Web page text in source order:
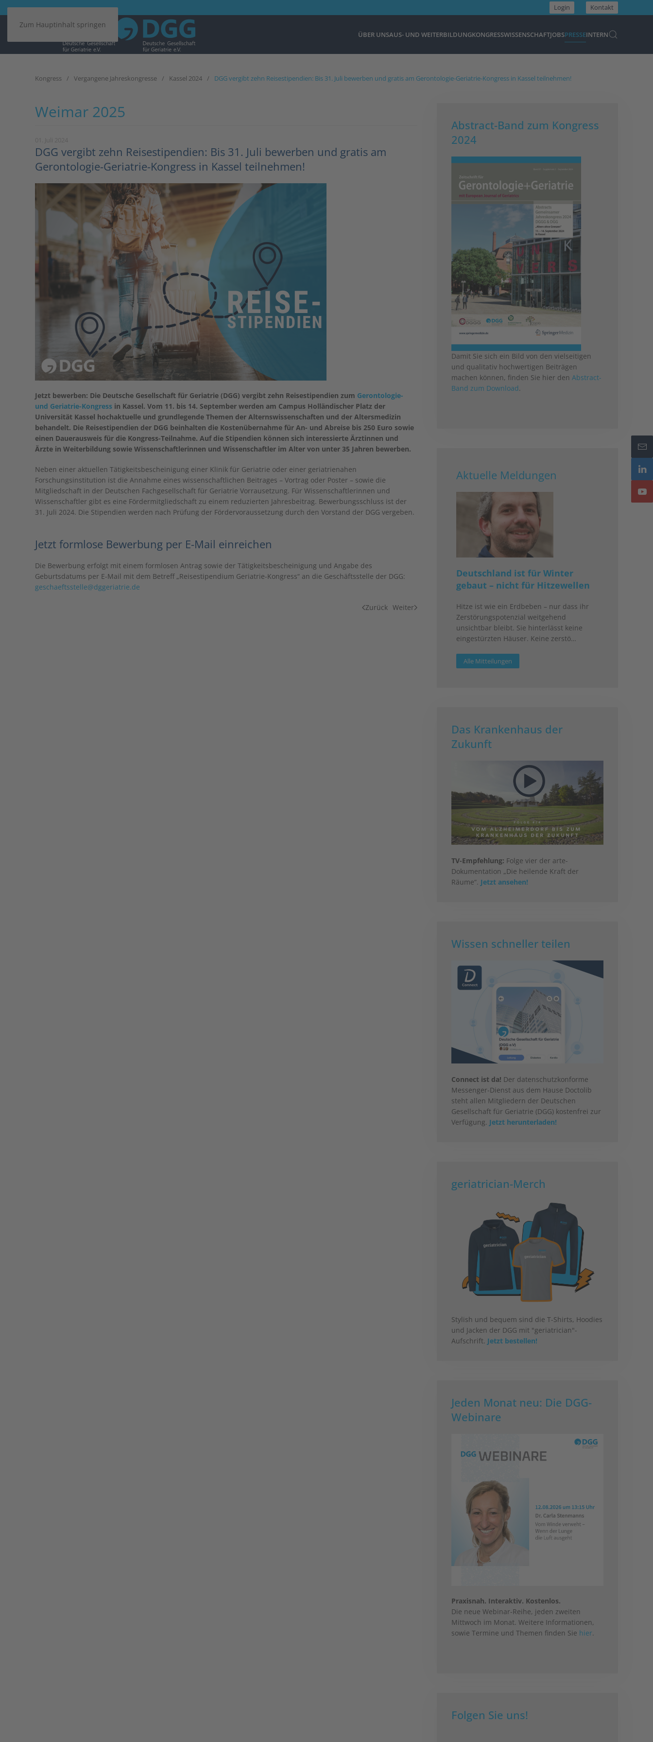
Zum Hauptinhalt springen
Login Kontakt
ÜBER UNSAUS- UND WEITERBILDUNGKONGRESSWISSENSCHAFTJOBSPRESSEINTERN
Kongress Vergangene Jahreskongresse Kassel 2024 DGG vergibt zehn Reisestipendien: Bis 31. Juli bewerben und gratis am Gerontologie-Geriatrie-Kongress in Kassel teilnehmen!
Weimar 2025
DGG vergibt zehn Reisestipendien: Bis 31. Juli bewerben und gratis am
Gerontologie-Geriatrie-Kongress in Kassel teilnehmen!
Jetzt bewerben: Die Deutsche Gesellschaft für Geriatrie (DGG) vergibt zehn Reisestipendien zum Gerontologie-
und Geriatrie-Kongress in Kassel. Vom 11. bis 14. September werden am Campus Holländischer Platz der
Universität Kassel hochaktuelle und grundlegende Themen der Alternswissenschaften und der Altersmedizin
behandelt. Die Reisestipendien der DGG beinhalten die Kostenübernahme für An- und Abreise bis 250 Euro sowie
einen Dauerausweis für die Kongress-Teilnahme. Auf die Stipendien können sich interessierte Ärztinnen und
Ärzte in Weiterbildung sowie Wissenschaftlerinnen und Wissenschaftler im Alter von unter 35 Jahren bewerben.
Neben einer aktuellen Tätigkeitsbescheinigung einer Klinik für Geriatrie oder einer geriatrienahen
Forschungsinstitution ist die Annahme eines wissenschaftlichen Beitrages – Vortrag oder Poster – sowie die
Mitgliedschaft in der Deutschen Fachgesellschaft für Geriatrie Vorrausetzung. Für Wissenschaftlerinnen und
Wissenschaftler gibt es eine Fördermitgliedschaft zu einem reduzierten Jahresbeitrag. Bewerbungsschluss ist der
31. Juli 2024. Die Stipendien werden nach Prüfung der Fördervoraussetzung durch den Vorstand der DGG vergeben.
Jetzt formlose Bewerbung per E-Mail einreichen
Die Bewerbung erfolgt mit einem formlosen Antrag sowie der Tätigkeitsbescheinigung und Angabe des
Geburtsdatums per E-Mail mit dem Betreff „Reisestipendium Geriatrie-Kongress“ an die Geschäftsstelle der DGG:
geschaeftsstelle@dggeriatrie.de
Zurück Weiter
Abstract-Band zum Kongress
2024
Damit Sie sich ein Bild von den vielseitigen
und qualitativ hochwertigen Beiträgen
machen können, finden Sie hier den Abstract-
Band zum Download.
Aktuelle Meldungen
Deutschland ist für Winter
gebaut – nicht für Hitzewellen
Hitze ist wie ein Erdbeben – nur dass ihr
Zerstörungspotenzial weitgehend
unsichtbar bleibt. Sie hinterlässt keine
eingestürzten Häuser. Keine zerstö…
Alle Mitteilungen
Das Krankenhaus der
Zukunft
TV-Empfehlung: Folge vier der arte-
Dokumentation „Die heilende Kraft der
Räume“. Jetzt ansehen!
Wissen schneller teilen
Connect ist da! Der datenschutzkonforme
Messenger-Dienst aus dem Hause Doctolib
steht allen Mitgliedern der Deutschen
Gesellschaft für Geriatrie (DGG) kostenfrei zur
Verfügung. Jetzt herunterladen!
geriatrician-Merch
Stylish und bequem sind die T-Shirts, Hoodies
und Jacken der DGG mit "geriatrician"-
Aufschrift. Jetzt bestellen!
Jeden Monat neu: Die DGG-
Webinare
Praxisnah. Interaktiv. Kostenlos.
Die neue Webinar-Reihe, jeden zweiten
Mittwoch im Monat. Weitere Informationen,
sowie Termine und Themen finden Sie hier.
Folgen Sie uns!